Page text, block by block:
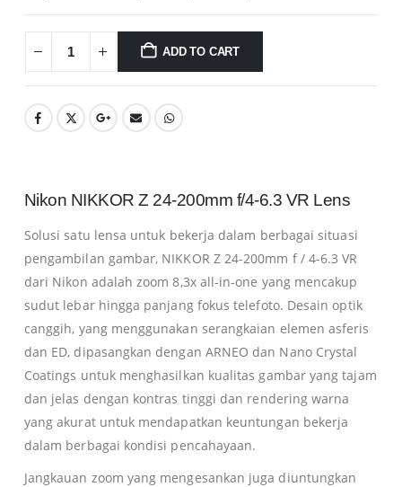
ADD TO CART
Nikon NIKKOR Z 24-200mm f/4-6.3 VR Lens
Solusi satu lensa untuk bekerja dalam berbagai situasi
pengambilan gambar, NIKKOR Z 24-200mm f / 4-6.3 VR
dari Nikon adalah zoom 8,3x all-in-one yang mencakup
sudut lebar hingga panjang fokus telefoto. Desain optik
canggih, yang menggunakan serangkaian elemen asferis
dan ED, dipasangkan dengan ARNEO dan Nano Crystal
Coatings untuk menghasilkan kualitas gambar yang tajam
dan jelas dengan kontras tinggi dan rendering warna
yang akurat untuk mendapatkan keuntungan bekerja
dalam berbagai kondisi pencahayaan.
Jangkauan zoom yang mengesankan juga diuntungkan